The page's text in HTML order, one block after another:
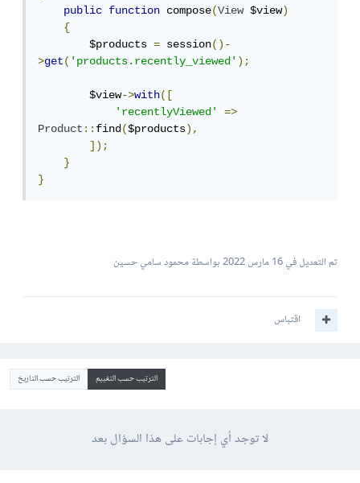
public
function compose(View $view)
{
        $products
= session()-
>get('products.recently_viewed');
        $view
->with([
'recentlyViewed'
=>
Product::find($products),
]);
}
}
تم التعديل في16 مارس 2022 بواسطة محمود سامي حسين
اقتباس
الترتيب حسب التقييم الترتيب حسب التاريخ
لا توجد أي إجابات على هذا السؤال بعد